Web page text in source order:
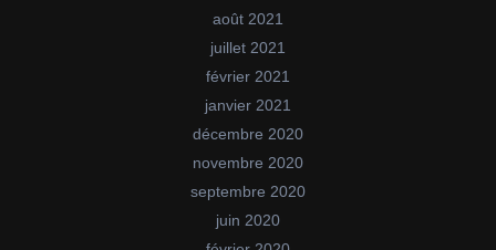
août 2021
juillet 2021
février 2021
janvier 2021
décembre 2020
novembre 2020
septembre 2020
juin 2020